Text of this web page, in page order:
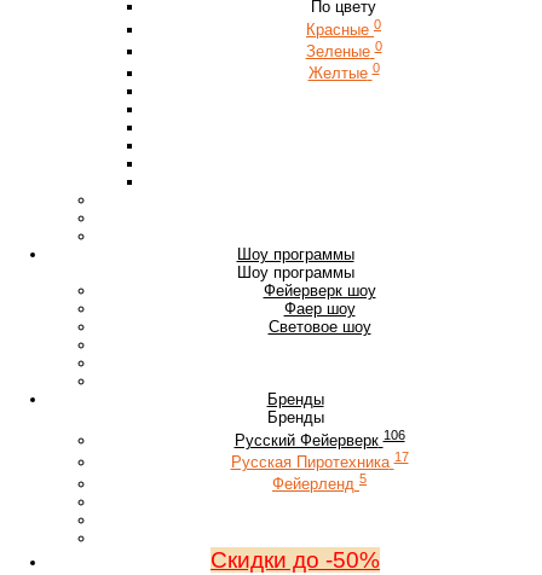
По цвету
Красные 0
Зеленые 0
Желтые 0
Шоу программы
Шоу программы
Фейерверк шоу
Фаер шоу
Световое шоу
Бренды
Бренды
Русский Фейерверк 106
Русская Пиротехника 17
Фейерленд 5
Скидки до -50%